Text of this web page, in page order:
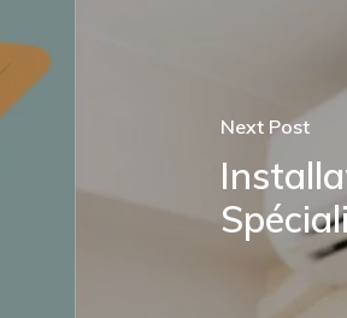
Next Post